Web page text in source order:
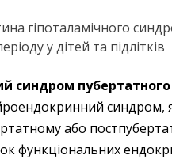
синдром
синдром,
або
функціональних